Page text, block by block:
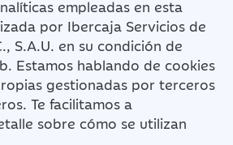
empleadas en esta
por Ibercaja Servicios de
S.A.U. en su condición de
Estamos hablando de cookies
gestionadas por terceros
Te facilitamos a
sobre cómo se utilizan